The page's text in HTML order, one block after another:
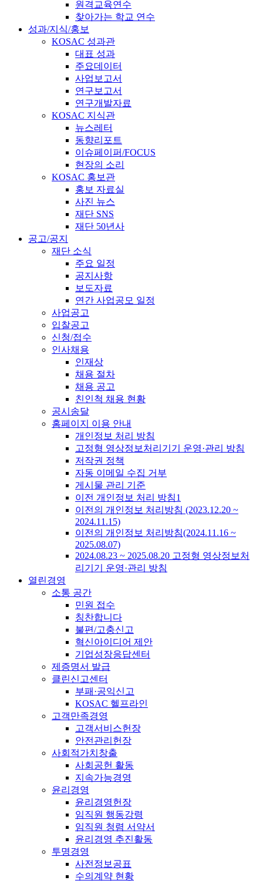
원격교육연수
찾아가는 학교 연수
성과/지식/홍보
KOSAC 성과관
대표 성과
주요데이터
사업보고서
연구보고서
연구개발자료
KOSAC 지식관
뉴스레터
동향리포트
이슈페이퍼/FOCUS
현장의 소리
KOSAC 홍보관
홍보 자료실
사진 뉴스
재단 SNS
재단 50년사
공고/공지
재단 소식
주요 일정
공지사항
보도자료
연간 사업공모 일정
사업공고
입찰공고
신청/접수
인사채용
인재상
채용 절차
채용 공고
친인척 채용 현황
공시송달
홈페이지 이용 안내
개인정보 처리 방침
고정형 영상정보처리기기 운영·관리 방침
저작권 정책
자동 이메일 수집 거부
게시물 관리 기준
이전 개인정보 처리 방침1
이전의 개인정보 처리방침 (2023.12.20 ~
2024.11.15)
이전의 개인정보 처리방침(2024.11.16 ~
2025.08.07)
2024.08.23 ~ 2025.08.20 고정형 영상정보처
리기기 운영·관리 방침
열린경영
소통 공간
민원 접수
칭찬합니다
불편/고충신고
혁신아이디어 제안
기업성장응답센터
제증명서 발급
클린신고센터
부패·공익신고
KOSAC 헬프라인
고객만족경영
고객서비스헌장
안전관리헌장
사회적가치창출
사회공헌 활동
지속가능경영
윤리경영
윤리경영헌장
임직원 행동강령
임직원 청렴 서약서
윤리경영 추진활동
투명경영
사전정보공표
수의계약 현황